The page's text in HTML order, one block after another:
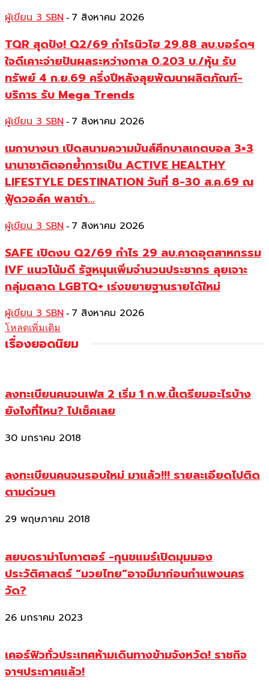
ผู้เขียน 3 SBN - 7 สิงหาคม 2026
TQR สุดปัง! Q2/69 กำไรนิวไฮ 29.88 ลบ.บอร์ดฯ
ใจดีเคาะจ่ายปันผลระหว่างกาล 0.203 บ./หุ้น รับ
ทรัพย์ 4 ก.ย.69 ครึ่งปีหลังลุยพัฒนาผลิตภัณฑ์-
บริการ รับ Mega Trends
ผู้เขียน 3 SBN - 7 สิงหาคม 2026
เมกาบางนา เปิดสนามความมันส์ศึกบาสเกตบอล 3×3
นานาชาติตอกย้ำการเป็น ACTIVE HEALTHY
LIFESTYLE DESTINATION วันที่ 8-30 ส.ค.69 ณ
ฟู้ดวอล์ค พลาซ่า...
ผู้เขียน 3 SBN - 7 สิงหาคม 2026
SAFE เปิดงบ Q2/69 กำไร 29 ลบ.คาดอุตสาหกรรม
IVF แนวโน้มดี รัฐหนุนเพิ่มจำนวนประชากร ลุยเจาะ
กลุ่มตลาด LGBTQ+ เร่งขยายฐานรายได้ใหม่
ผู้เขียน 3 SBN - 7 สิงหาคม 2026
โหลดเพิ่มเติม
เรื่องยอดนิยม
ลงทะเบียนคนจนเฟส 2 เริ่ม 1 ก.พ.นี้เตรียมอะไรบ้าง
ยังไงที่ไหน? ไปเช็คเลย
30 มกราคม 2018
ลงทะเบียนคนจนรอบใหม่ มาแล้ว!!! รายละเอียดไปติด
ตามด่วนๆ
29 พฤษภาคม 2018
สยบดราม่าโบกาตอร์ -กุนขแมร์เปิดมุมมอง
ประวัติศาสตร์ “มวยไทย”อาจมีมาก่อนกำแพงนคร
วัด?
26 มกราคม 2023
เคอร์ฟิวทั่วประเทศห้ามเดินทางข้ามจังหวัด! ราชกิจ
จาฯประกาศแล้ว!